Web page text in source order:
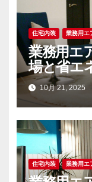
住宅内装 業務用エ
業務用エ
場と省エ
10月 21, 2025
住宅内装 業務用エ